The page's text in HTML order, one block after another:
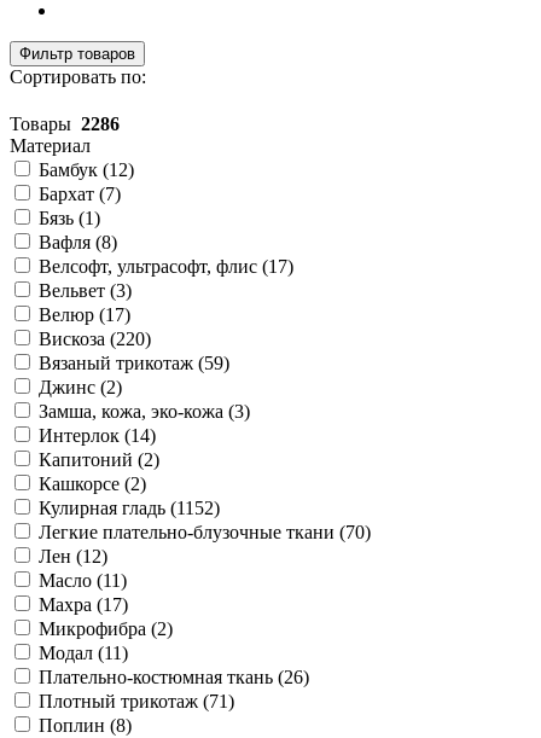
Фильтр товаров
Сортировать по:
Товары 2286
Материал
Бамбук (12)
Бархат (7)
Бязь (1)
Вафля (8)
Велсофт, ультрасофт, флис (17)
Вельвет (3)
Велюр (17)
Вискоза (220)
Вязаный трикотаж (59)
Джинс (2)
Замша, кожа, эко-кожа (3)
Интерлок (14)
Капитоний (2)
Кашкорсе (2)
Кулирная гладь (1152)
Легкие плательно-блузочные ткани (70)
Лен (12)
Масло (11)
Махра (17)
Микрофибра (2)
Модал (11)
Плательно-костюмная ткань (26)
Плотный трикотаж (71)
Поплин (8)